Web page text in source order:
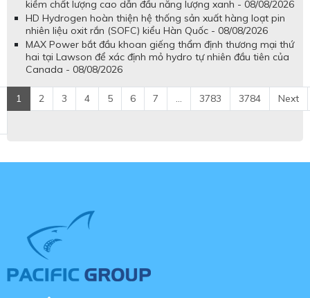
kiềm chất lượng cao dẫn đầu năng lượng xanh - 08/08/2026
HD Hydrogen hoàn thiện hệ thống sản xuất hàng loạt pin
nhiên liệu oxit rắn (SOFC) kiểu Hàn Quốc - 08/08/2026
MAX Power bắt đầu khoan giếng thẩm định thương mại thứ
hai tại Lawson để xác định mỏ hydro tự nhiên đầu tiên của
Canada - 08/08/2026
1 2 3 4 5 6 7 ... 3783 3784 Next